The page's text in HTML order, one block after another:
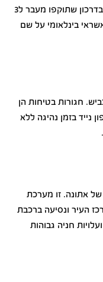
עליכם להציג דרכון בתוקף (ביוון יש צורך בדרכון שתוקפו מעבר ל3
בינלאומי על שם
חגורות בטיחות הן
נייד בזמן נהיגה ללא
כדאי להכיר את מערכת ה-Park & Ride של אתונה. זו מערכת
העיר ונסיעה ברכבת
חניה גבוהות